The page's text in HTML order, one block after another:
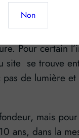
Pour certain
site se trouve
de lumière
mais
ans, dans la
Non